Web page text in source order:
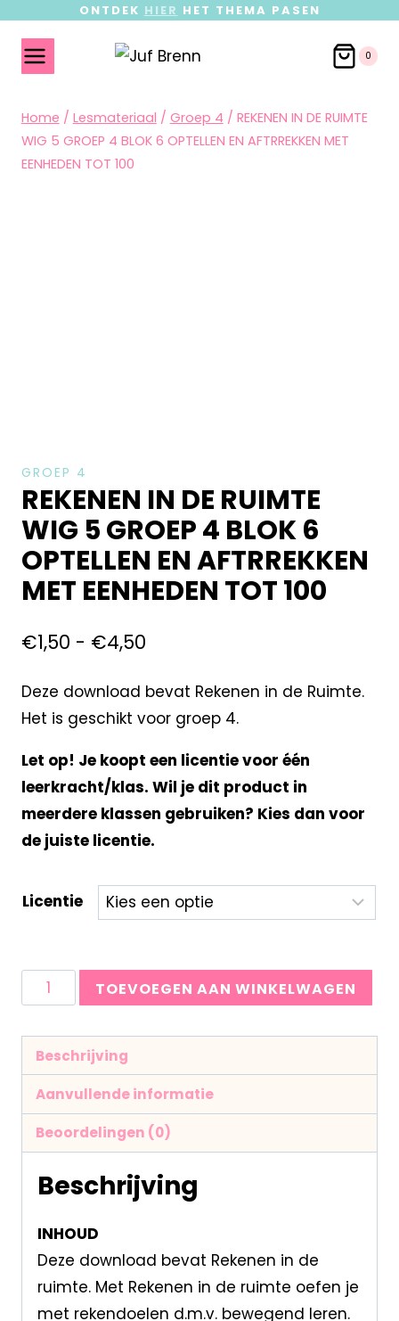
ONTDEK HIER HET THEMA PASEN
0
Home / Lesmateriaal / Groep 4 / REKENEN IN DE RUIMTE
WIG 5 GROEP 4 BLOK 6 OPTELLEN EN AFTRREKKEN MET
EENHEDEN TOT 100
GROEP 4
REKENEN IN DE RUIMTE
WIG 5 GROEP 4 BLOK 6
OPTELLEN EN AFTRREKKEN
MET EENHEDEN TOT 100
€1,50 - €4,50
Deze download bevat Rekenen in de Ruimte.
Het is geschikt voor groep 4.
Let op! Je koopt een licentie voor één
leerkracht/klas. Wil je dit product in
meerdere klassen gebruiken? Kies dan voor
de juiste licentie.
Licentie
TOEVOEGEN AAN WINKELWAGEN
Beschrijving
Aanvullende informatie
Beoordelingen (0)
Beschrijving
INHOUD
Deze download bevat Rekenen in de
ruimte. Met Rekenen in de ruimte oefen je
met rekendoelen d.m.v. bewegend leren.